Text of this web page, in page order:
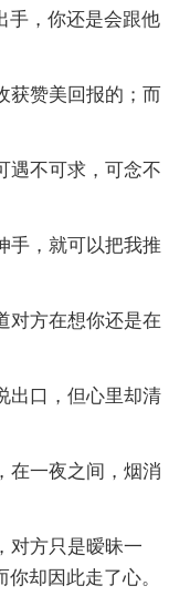
手，你还是会跟他
赞美回报的；而
不可求，可念不
，就可以把我推
方在想你还是在
口，但心里却清
一夜之间，烟消
方只是暧昧一
却因此走了心。